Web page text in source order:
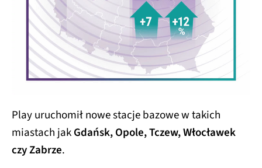
Play uruchomił nowe stacje bazowe w takich
miastach jakGdańsk, Opole, Tczew, Włocławek
czy Zabrze.